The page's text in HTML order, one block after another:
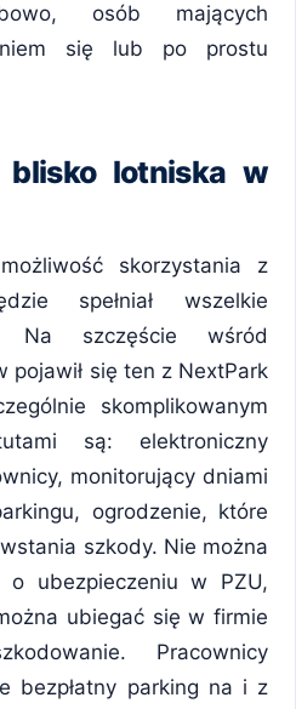
osób mających
się lub po prostu
blisko lotniska w
skorzystania z
spełniał wszelkie
Na szczęście wśród
pojawił się ten z NextPark
skomplikowanym
są: elektroniczny
monitorujący dniami
ogrodzenie, które
szkody. Nie można
o ubezpieczeniu w PZU,
ubiegać się w firmie
Pracownicy
bezpłatny parking na i z